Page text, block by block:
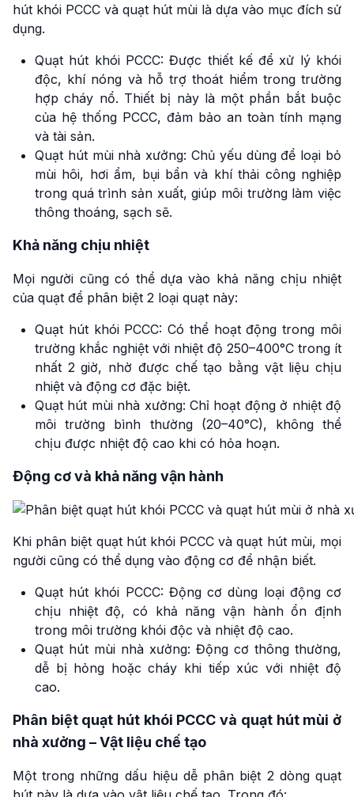
hút khói PCCC và quạt hút mùi là dựa vào mục đích sử
dụng.
Quạt hút khói PCCC: Được thiết kế để xử lý khói
độc, khí nóng và hỗ trợ thoát hiểm trong trường
hợp cháy nổ. Thiết bị này là một phần bắt buộc
của hệ thống PCCC, đảm bảo an toàn tính mạng
và tài sản.
Quạt hút mùi nhà xưởng: Chủ yếu dùng để loại bỏ
mùi hôi, hơi ẩm, bụi bẩn và khí thải công nghiệp
trong quá trình sản xuất, giúp môi trường làm việc
thông thoáng, sạch sẽ.
Khả năng chịu nhiệt
Mọi người cũng có thể dựa vào khả năng chịu nhiệt
của quạt để phân biệt 2 loại quạt này:
Quạt hút khói PCCC: Có thể hoạt động trong môi
trường khắc nghiệt với nhiệt độ 250–400°C trong ít
nhất 2 giờ, nhờ được chế tạo bằng vật liệu chịu
nhiệt và động cơ đặc biệt.
Quạt hút mùi nhà xưởng: Chỉ hoạt động ở nhiệt độ
môi trường bình thường (20–40°C), không thể
chịu được nhiệt độ cao khi có hỏa hoạn.
Động cơ và khả năng vận hành
Khi phân biệt quạt hút khói PCCC và quạt hút mùi, mọi
người cũng có thể dụng vào động cơ để nhận biết.
Quạt hút khói PCCC: Động cơ dùng loại động cơ
chịu nhiệt độ, có khả năng vận hành ổn định
trong môi trường khói độc và nhiệt độ cao.
Quạt hút mùi nhà xưởng: Động cơ thông thường,
dễ bị hỏng hoặc cháy khi tiếp xúc với nhiệt độ
cao.
Phân biệt quạt hút khói PCCC và quạt hút mùi ở
nhà xưởng – Vật liệu chế tạo
Một trong những dấu hiệu dễ phân biệt 2 dòng quạt